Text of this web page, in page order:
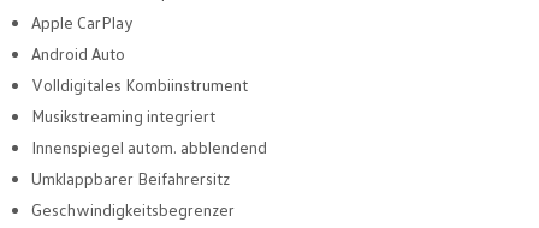
Apple CarPlay
Android Auto
Volldigitales Kombiinstrument
Musikstreaming integriert
Innenspiegel autom. abblendend
Umklappbarer Beifahrersitz
Geschwindigkeitsbegrenzer